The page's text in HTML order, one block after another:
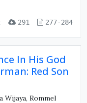
291 277-284
In His God
Red Son
Wijaya, Rommel